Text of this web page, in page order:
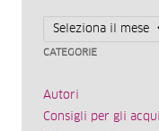
Archivi
CATEGORIE
Autori
Consigli per gli